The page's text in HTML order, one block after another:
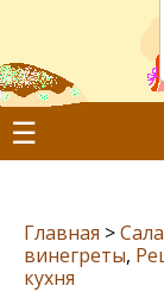
☰
Главная >
винегреты,
кухня